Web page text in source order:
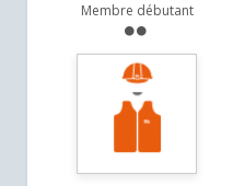
Membre débutant